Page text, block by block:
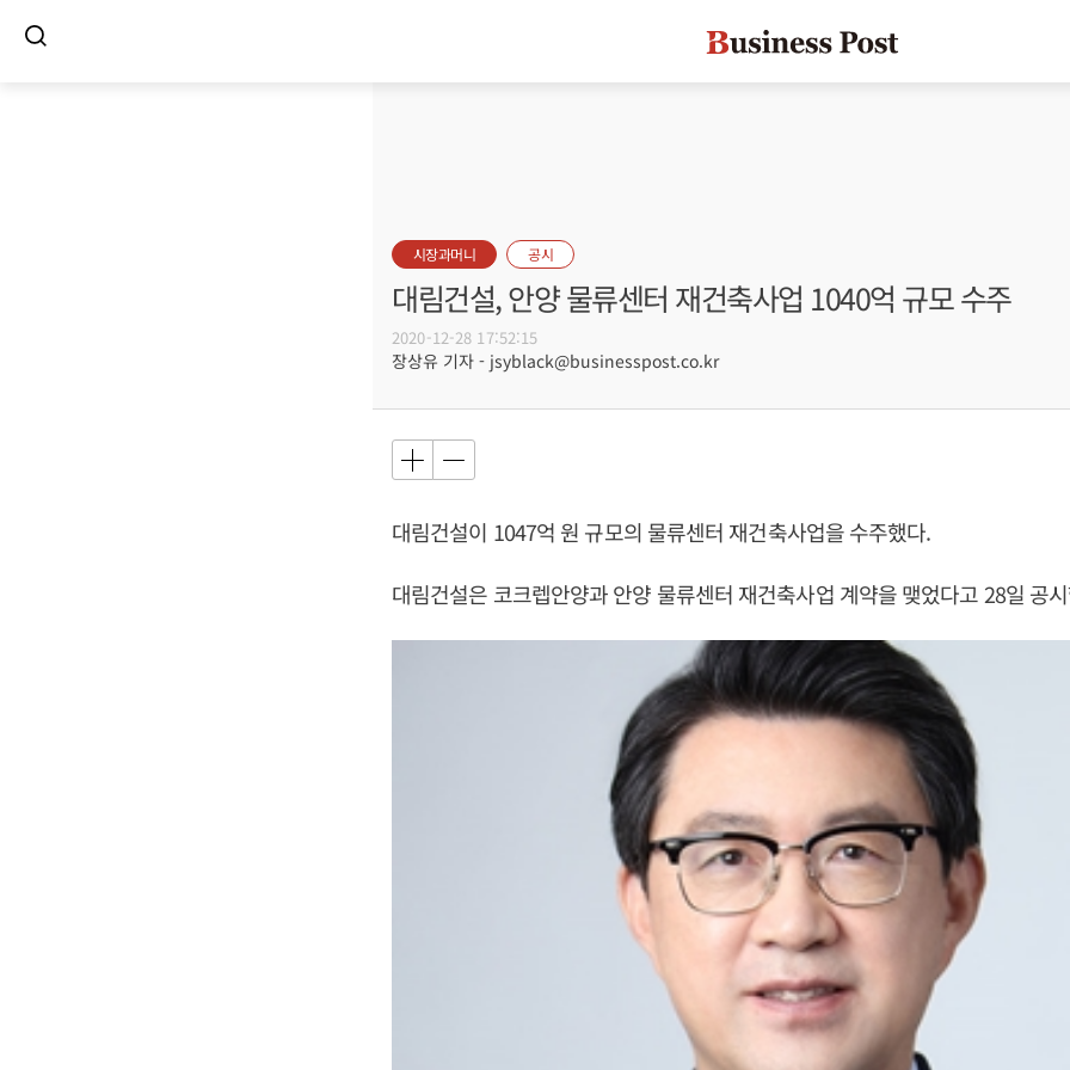
시장과머니 공시
대림건설, 안양 물류센터 재건축사업 1040억 규모 수주
2020-12-28 17:52:15
장상유 기자 - jsyblack@businesspost.co.kr
대림건설이 1047억 원 규모의 물류센터 재건축사업을 수주했다.
대림건설은 코크렙안양과 안양 물류센터 재건축사업 계약을 맺었다고 28일 공